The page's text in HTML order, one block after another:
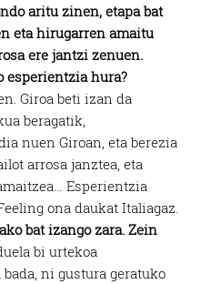
aritu zinen, etapa bat
eta hirugarren amaitu
ere jantzi zenuen.
esperientzia hura?
Giroa beti izan da
beragatik,
nuen Giroan, eta berezia
arrosa janztea, eta
Esperientzia
ona daukat Italiagaz.
bat izango zara. Zein
bi urtekoa
ni gustura geratuko